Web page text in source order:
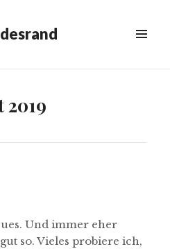
WIDGETS
2019
Und immer eher
so. Vieles probiere ich,